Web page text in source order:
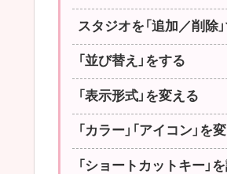
スタジオを「追加／削除
「並び替え」をする
「表示形式」を変える
「カラー」「アイコン」を
「ショートカットキー」